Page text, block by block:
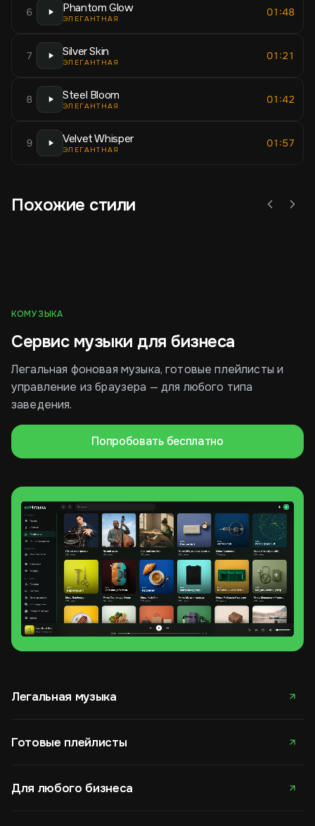
6 Phantom Glow
ЭЛЕГАНТНАЯ
01:48
7 Silver Skin
ЭЛЕГАНТНАЯ
01:21
8 Steel Bloom
ЭЛЕГАНТНАЯ
01:42
9 Velvet Whisper
ЭЛЕГАНТНАЯ
01:57
Похожие стили
КОМУЗЫКА
Сервис музыки для бизнеса
Легальная фоновая музыка, готовые плейлисты и
управление из браузера — для любого типа
заведения.
Попробовать бесплатно
Легальная музыка
Готовые плейлисты
Для любого бизнеса